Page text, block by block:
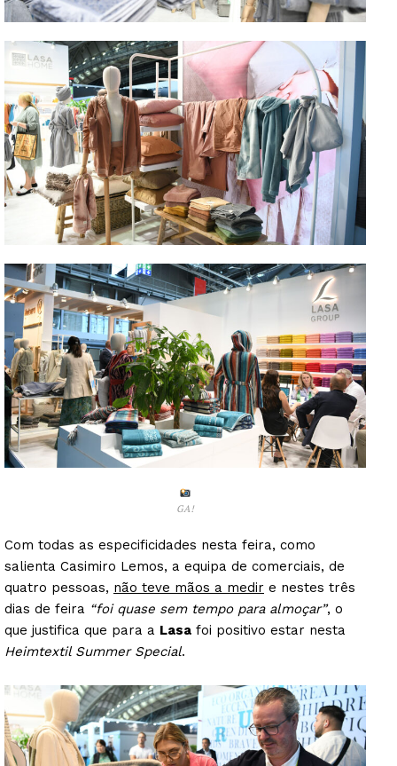
GA!
Com todas as especificidades nesta feira, como
salienta Casimiro Lemos, a equipa de comerciais, de
quatro pessoas, não teve mãos a medir e nestes três
dias de feira “foi quase sem tempo para almoçar”, o
que justifica que para a Lasa foi positivo estar nesta
Heimtextil Summer Special.